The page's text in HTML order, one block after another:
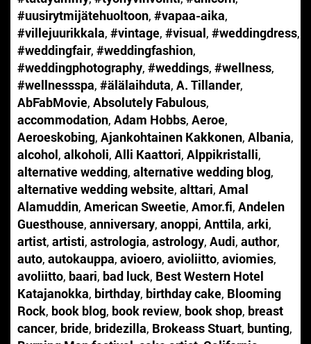
#uusirytmijätehuoltoon, #vapaa-aika,
#villejuurikkala, #vintage, #visual, #weddingdress,
#weddingfair, #weddingfashion,
#weddingphotography, #weddings, #wellness,
#wellnessspa, #älälaihduta, A. Tillander,
AbFabMovie, Absolutely Fabulous,
accommodation, Adam Hobbs, Aeroe,
Aeroeskobing, Ajankohtainen Kakkonen, Albania,
alcohol, alkoholi, Alli Kaattori, Alppikristalli,
alternative wedding, alternative wedding blog,
alternative wedding website, alttari, Amal
Alamuddin, American Sweetie, Amor.fi, Andelen
Guesthouse, anniversary, anoppi, Anttila, arki,
artist, artisti, astrologia, astrology, Audi, author,
auto, autokauppa, avioero, avioliitto, aviomies,
avoliitto, baari, bad luck, Best Western Hotel
Katajanokka, birthday, birthday cake, Blooming
Rock, book blog, book review, book shop, breast
cancer, bride, bridezilla, Brokeass Stuart, bunting,